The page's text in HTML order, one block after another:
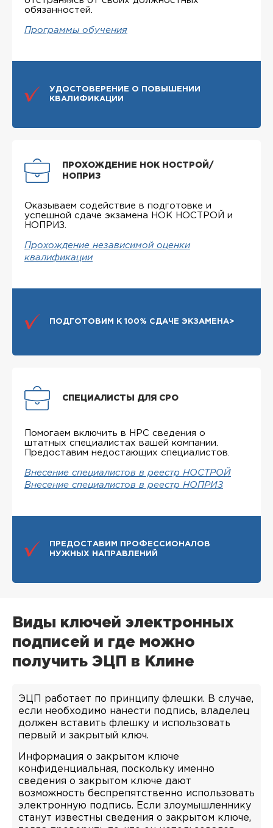
обязанностей.
Программы обучения
УДОСТОВЕРЕНИЕ О ПОВЫШЕНИИ
КВАЛИФИКАЦИИ
ПРОХОЖДЕНИЕ НОК НОСТРОЙ/
НОПРИЗ
Оказываем содействие в подготовке и
успешной сдаче экзамена НОК НОСТРОЙ и
НОПРИЗ.
Прохождение независимой оценки
квалификации
ПОДГОТОВИМ К 100% СДАЧЕ ЭКЗАМЕНА>
СПЕЦИАЛИСТЫ ДЛЯ СРО
Помогаем включить в НРС сведения о
штатных специалистах вашей компании.
Предоставим недостающих специалистов.
Внесение специалистов в реестр НОСТРОЙ
Внесение специалистов в реестр НОПРИЗ
ПРЕДОСТАВИМ ПРОФЕССИОНАЛОВ
НУЖНЫХ НАПРАВЛЕНИЙ
Виды ключей электронных
подписей и где можно
получить ЭЦП в Клине
ЭЦП работает по принципу флешки. В случае,
если необходимо нанести подпись, владелец
должен вставить флешку и использовать
первый и закрытый ключ.
Информация о закрытом ключе
конфиденциальная, поскольку именно
сведения о закрытом ключе дают
возможность беспрепятственно использовать
электронную подпись. Если злоумышленнику
станут известны сведения о закрытом ключе,